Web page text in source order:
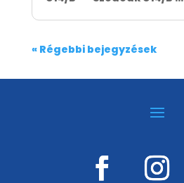
« Régebbi bejegyzések